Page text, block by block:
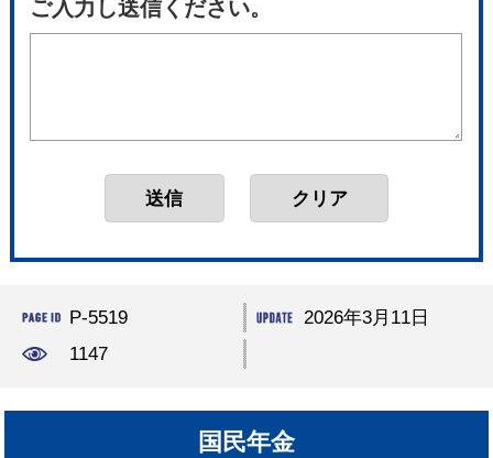
ご入力し送信ください。
P-5519
2026年3月11日
1147
国民年金